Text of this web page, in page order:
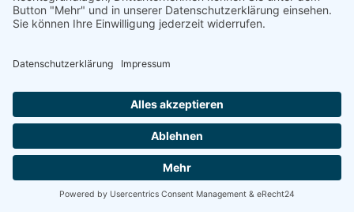
Ihrem Experten für Photovoltaik für Unternehmen in
Grossmehring, speziell für Gewerbekunden und
umfassender Full-Service-Ansatz garantiert Ihnen eine
der Planung bis zur finalen Inbetriebnahme.
100% kostenloses Erstgespräch